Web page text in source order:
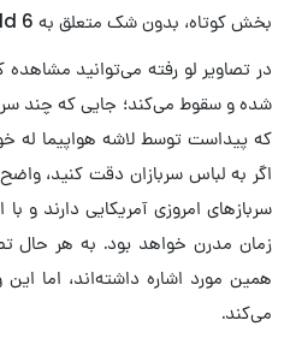
بخش کوتاه، بدون شک متعلق به Battlefield 6 است.
در تصاویر لو رفته می‌‌توانید مشاهده
شده و سقوط می‌کند؛ جایی که چند
که پیداست توسط لاشه هواپیما له
اگر به لباس سربازان دقت کنید،
سربازهای امروزی آمریکایی دارند و
زمان مدرن خواهد بود‌. به هر حال
همین مورد اشاره داشته‌اند، اما
می‌کند.